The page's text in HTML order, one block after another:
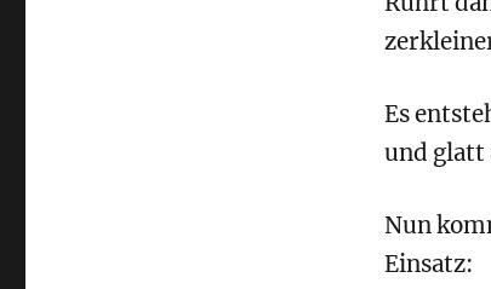
Es
und glatt
Nun
Einsatz: